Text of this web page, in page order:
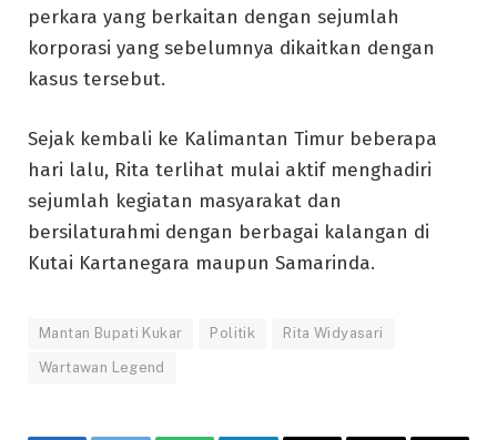
perkara yang berkaitan dengan sejumlah
korporasi yang sebelumnya dikaitkan dengan
kasus tersebut.
Sejak kembali ke Kalimantan Timur beberapa
hari lalu, Rita terlihat mulai aktif menghadiri
sejumlah kegiatan masyarakat dan
bersilaturahmi dengan berbagai kalangan di
Kutai Kartanegara maupun Samarinda.
Mantan Bupati Kukar Politik Rita Widyasari
Wartawan Legend